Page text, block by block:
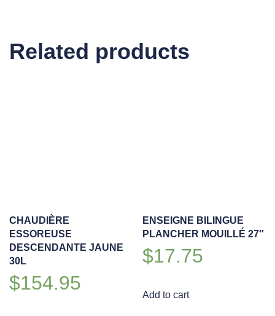
Related products
CHAUDIÈRE
ESSOREUSE
DESCENDANTE JAUNE
30L
$154.95
ENSEIGNE BILINGUE
PLANCHER MOUILLÉ 27″
$17.75
Add to cart